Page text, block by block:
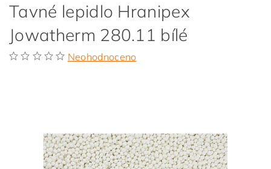
Tavné lepidlo Hranipex
Jowatherm 280.11 bílé
Neohodnoceno